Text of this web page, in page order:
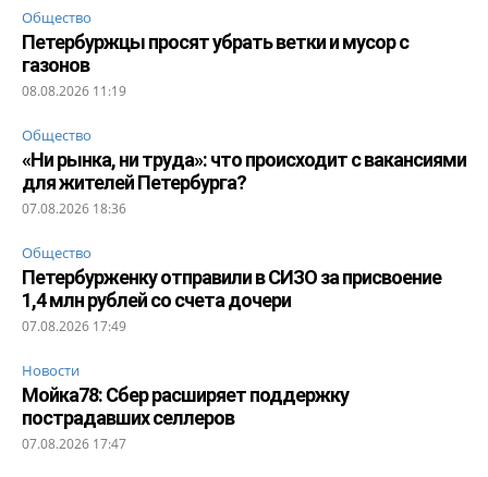
Общество
Петербуржцы просят убрать ветки и мусор с
газонов
08.08.2026 11:19
Общество
«Ни рынка, ни труда»: что происходит с вакансиями
для жителей Петербурга?
07.08.2026 18:36
Общество
Петербурженку отправили в СИЗО за присвоение
1,4 млн рублей со счета дочери
07.08.2026 17:49
Новости
Мойка78: Сбер расширяет поддержку
пострадавших селлеров
07.08.2026 17:47